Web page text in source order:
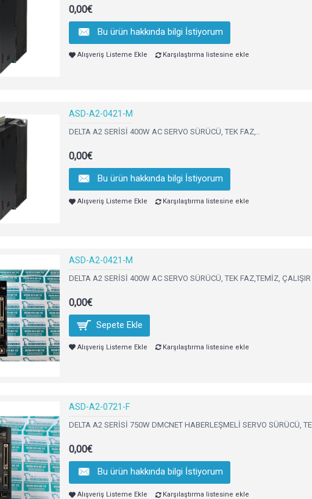
0,00€
Bu ürün hakkında bilgi İstiyorum
Alışveriş Listeme Ekle Karşılaştırma listesine ekle
ASD-A2-0421-M
DELTA A2 SERİSİ 400W AC SERVO SÜRÜCÜ, TEK FAZ,..
0,00€
Bu ürün hakkında bilgi İstiyorum
Alışveriş Listeme Ekle Karşılaştırma listesine ekle
ASD-A2-0421-M
DELTA A2 SERİSİ 400W AC SERVO SÜRÜCÜ, TEK FAZ,TEMİZ,
0,00€
Sepete Ekle
Alışveriş Listeme Ekle Karşılaştırma listesine ekle
ASD-A2-0721-F
DELTA A2 SERİSİ 750W DMCNET HABERLEŞMELİ SERVO SÜRÜCÜ,
0,00€
Bu ürün hakkında bilgi İstiyorum
Alışveriş Listeme Ekle Karşılaştırma listesine ekle